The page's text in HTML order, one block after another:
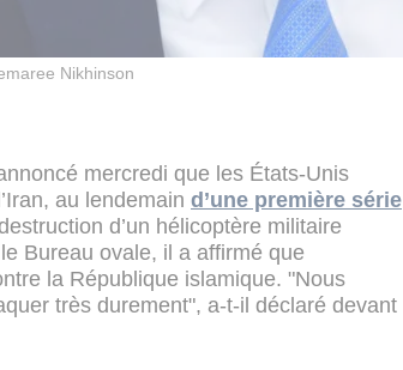
Nikhinson
mercredi que les États-Unis
au lendemain d’une première série
d’un hélicoptère militaire
Bureau ovale, il a affirmé que
la République islamique. "Nous
très durement", a-t-il déclaré devant